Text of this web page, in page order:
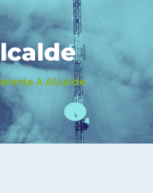
A Alcalde